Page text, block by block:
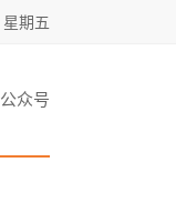
星期五
公众号